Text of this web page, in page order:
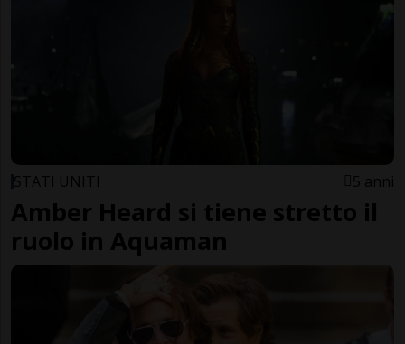
STATI UNITI 5 anni
Amber Heard si tiene stretto il
ruolo in Aquaman